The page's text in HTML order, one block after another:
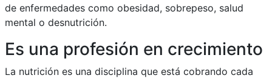
de enfermedades como obesidad, sobrepeso, salud
mental o desnutrición.
Es una profesión en crecimiento
La nutrición es una disciplina que está cobrando cada